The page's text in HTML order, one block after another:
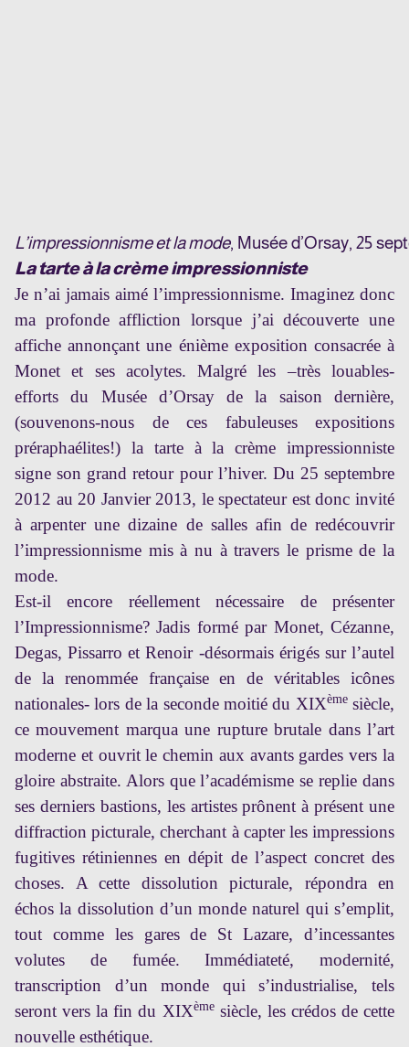
L’impressionnisme et la mode, Musée d’Orsay, 25
La tarte à la crème impressionniste
Je n’ai jamais aimé l’impressionnisme. Imaginez donc
ma profonde affliction lorsque j’ai découverte une
affiche annonçant une énième exposition consacrée à
Monet et ses acolytes. Malgré les –très louables-
efforts du Musée d’Orsay de la saison dernière,
(souvenons-nous de ces fabuleuses expositions
préraphaélites!) la tarte à la crème impressionniste
signe son grand retour pour l’hiver. Du 25 septembre
2012 au 20 Janvier 2013, le spectateur est donc invité
à arpenter une dizaine de salles afin de redécouvrir
l’impressionnisme mis à nu à travers le prisme de la
mode.
Est-il encore réellement nécessaire de présenter
l’Impressionnisme? Jadis formé par Monet, Cézanne,
Degas, Pissarro et Renoir -désormais érigés sur l’autel
de la renommée française en de véritables icônes
nationales- lors de la seconde moitié du XIXèmesiècle,
ce mouvement marqua une rupture brutale dans l’art
moderne et ouvrit le chemin aux avants gardes vers la
gloire abstraite. Alors que l’académisme se replie dans
ses derniers bastions, les artistes prônent à présent une
diffraction picturale, cherchant à capter les impressions
fugitives rétiniennes en dépit de l’aspect concret des
choses. A cette dissolution picturale, répondra en
échos la dissolution d’un monde naturel qui s’emplit,
tout comme les gares de St Lazare, d’incessantes
volutes de fumée. Immédiateté, modernité,
transcription d’un monde qui s’industrialise, tels
seront vers la fin du XIXèmesiècle, les crédos de cette
nouvelle esthétique.